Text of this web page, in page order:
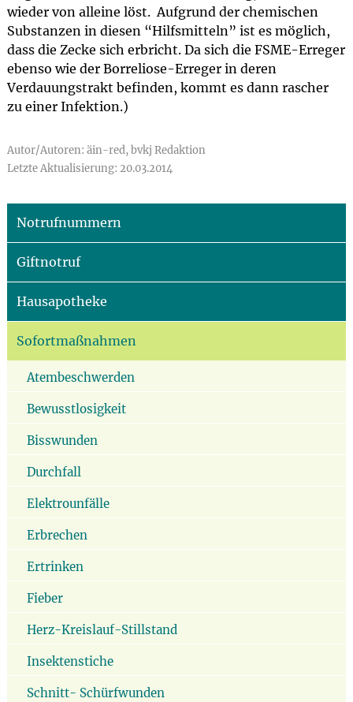
wieder von alleine löst. Aufgrund der chemischen
Substanzen in diesen “Hilfsmitteln” ist es möglich,
dass die Zecke sich erbricht. Da sich die FSME-Erreger
ebenso wie der Borreliose-Erreger in deren
Verdauungstrakt befinden, kommt es dann rascher
zu einer Infektion.)
Autor/Autoren: äin-red, bvkj Redaktion
Letzte Aktualisierung: 20.03.2014
Notrufnummern
Giftnotruf
Hausapotheke
Sofortmaßnahmen
Atembeschwerden
Bewusstlosigkeit
Bisswunden
Durchfall
Elektrounfälle
Erbrechen
Ertrinken
Fieber
Herz-Kreislauf-Stillstand
Insektenstiche
Schnitt- Schürfwunden